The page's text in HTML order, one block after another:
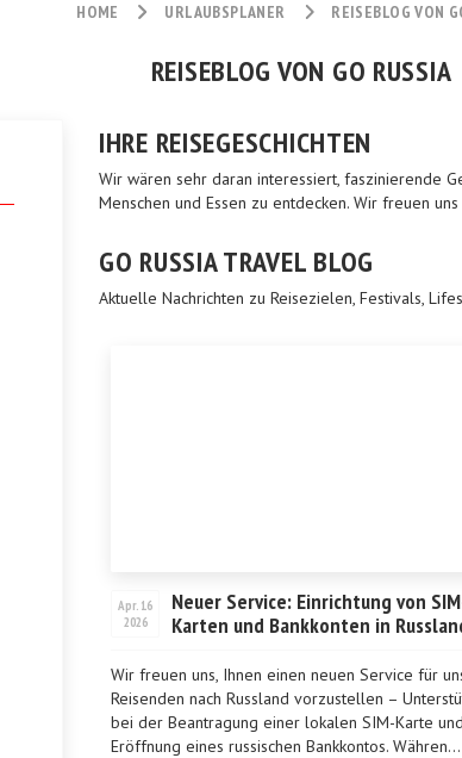
HOME URLAUBSPLANER REISEBLOG VON
REISEBLOG VON GO RUSSIA
IHRE REISEGESCHICHTEN
Wir wären sehr daran interessiert, faszinierende
Menschen und Essen zu entdecken. Wir freuen
GO RUSSIA TRAVEL BLOG
Aktuelle Nachrichten zu Reisezielen, Festivals,
Apr. 16
2026
Neuer Service: Einrichtung von
Karten und Bankkonten in
Wir freuen uns, Ihnen einen neuen Service für
Reisenden nach Russland vorzustellen –
bei der Beantragung einer lokalen SIM-Karte
Eröffnung eines russischen Bankkontos. Währen...